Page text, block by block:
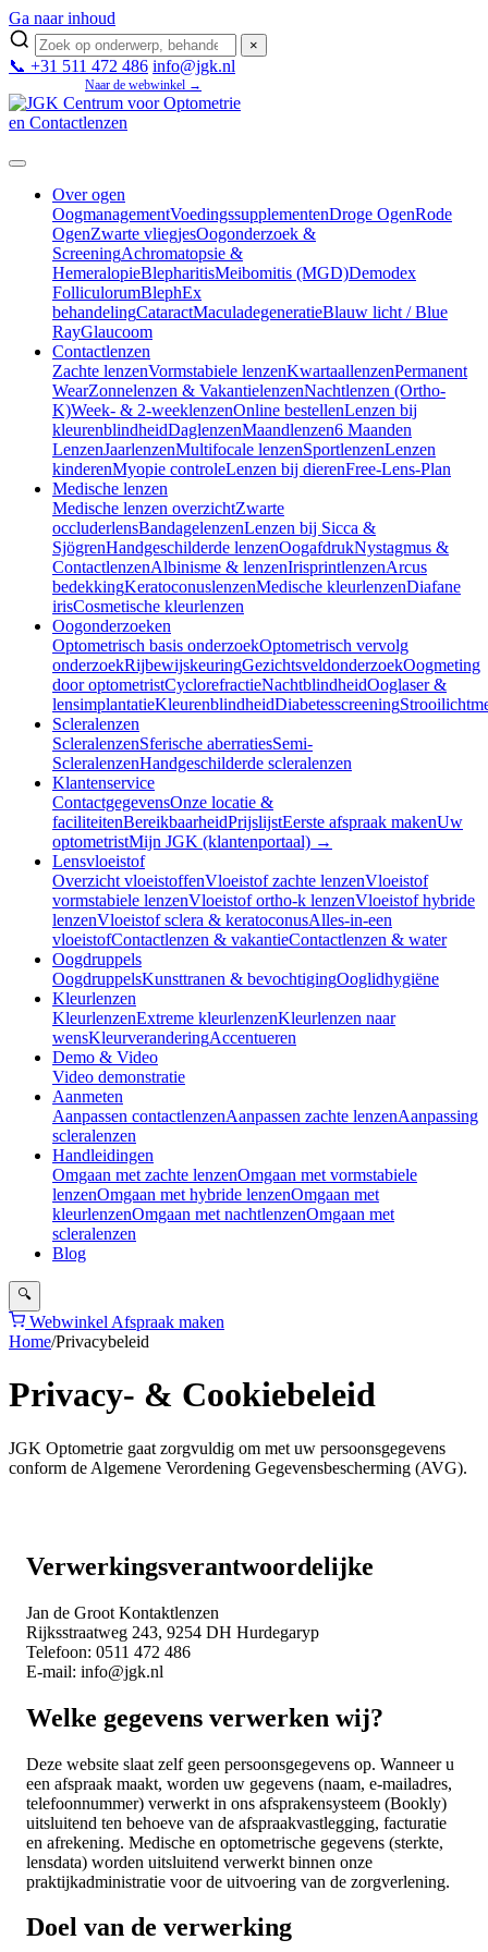
Ga naar inhoud
×
📞 +31 511 472 486 info@jgk.nl
Naar de webwinkel →
Over ogen
OogmanagementVoedingssupplementenDroge OgenRode
OgenZwarte vliegjesOogonderzoek &
ScreeningAchromatopsie &
HemeralopieBlepharitisMeibomitis (MGD)Demodex
FolliculorumBlephEx
behandelingCataractMaculadegeneratieBlauw licht / Blue
RayGlaucoom
Contactlenzen
Zachte lenzenVormstabiele lenzenKwartaallenzenPermanent
WearZonnelenzen & VakantielenzenNachtlenzen (Ortho-
K)Week- & 2-weeklenzenOnline bestellenLenzen bij
kleurenblindheidDaglenzenMaandlenzen6 Maanden
LenzenJaarlenzenMultifocale lenzenSportlenzenLenzen
kinderenMyopie controleLenzen bij dierenFree-Lens-Plan
Medische lenzen
Medische lenzen overzichtZwarte
occluderlensBandagelenzenLenzen bij Sicca &
SjögrenHandgeschilderde lenzenOogafdrukNystagmus &
ContactlenzenAlbinisme & lenzenIrisprintlenzenArcus
bedekkingKeratoconuslenzenMedische kleurlenzenDiafane
irisCosmetische kleurlenzen
Oogonderzoeken
Optometrisch basis onderzoekOptometrisch vervolg
onderzoekRijbewijskeuringGezichtsveldonderzoekOogmeting
door optometristCyclorefractieNachtblindheidOoglaser &
lensimplantatieKleurenblindheidDiabetesscreening
Scleralenzen
ScleralenzenSferische aberratiesSemi-
ScleralenzenHandgeschilderde scleralenzen
Klantenservice
ContactgegevensOnze locatie &
faciliteitenBereikbaarheidPrijslijstEerste afspraak makenUw
optometristMijn JGK (klantenportaal) →
Lensvloeistof
Overzicht vloeistoffenVloeistof zachte lenzenVloeistof
vormstabiele lenzenVloeistof ortho-k lenzenVloeistof hybride
lenzenVloeistof sclera & keratoconusAlles-in-een
vloeistofContactlenzen & vakantieContactlenzen & water
Oogdruppels
OogdruppelsKunsttranen & bevochtigingOoglidhygiëne
Kleurlenzen
KleurlenzenExtreme kleurlenzenKleurlenzen naar
wensKleurveranderingAccentueren
Demo & Video
Video demonstratie
Aanmeten
Aanpassen contactlenzenAanpassen zachte lenzenAanpassing
scleralenzen
Handleidingen
Omgaan met zachte lenzenOmgaan met vormstabiele
lenzenOmgaan met hybride lenzenOmgaan met
kleurlenzenOmgaan met nachtlenzenOmgaan met
scleralenzen
Blog
🔍
Webwinkel Afspraak maken
Home/Privacybeleid
Privacy- & Cookiebeleid
JGK Optometrie gaat zorgvuldig om met uw persoonsgegevens
conform de Algemene Verordening Gegevensbescherming (AVG).
Verwerkingsverantwoordelijke
Jan de Groot Kontaktlenzen
Rijksstraatweg 243, 9254 DH Hurdegaryp
Telefoon: 0511 472 486
E-mail: info@jgk.nl
Welke gegevens verwerken wij?
Deze website slaat zelf geen persoonsgegevens op. Wanneer u
een afspraak maakt, worden uw gegevens (naam, e-mailadres,
telefoonnummer) verwerkt in ons afsprakensysteem (Bookly)
uitsluitend ten behoeve van de afspraakvastlegging, facturatie
en afrekening. Medische en optometrische gegevens (sterkte,
lensdata) worden uitsluitend verwerkt binnen onze
praktijkadministratie voor de uitvoering van de zorgverlening.
Doel van de verwerking